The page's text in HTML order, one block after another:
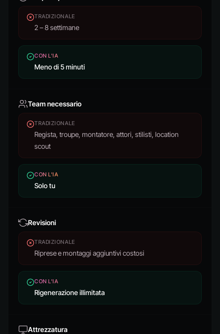
TRADIZIONALE
2 – 8 settimane
CON L'IA
Meno di 5 minuti
Team necessario
TRADIZIONALE
Regista, troupe, montatore, attori, stilisti, location
scout
CON L'IA
Solo tu
Revisioni
TRADIZIONALE
Riprese e montaggi aggiuntivi costosi
CON L'IA
Rigenerazione illimitata
Attrezzatura